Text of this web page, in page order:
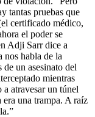
tantas pruebas que
certificado médico,
el poder se
Adji Sarr dice a
nos habla de la
de un asesinato del
mientras
atravesar un túnel
una trampa. A raíz